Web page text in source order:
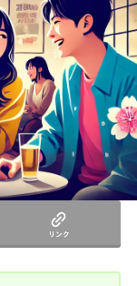
リンク